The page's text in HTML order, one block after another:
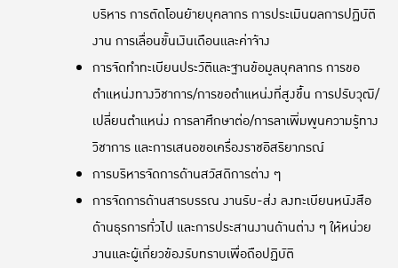
บริหาร การตัดโอนย้ายบุคลากร การประเมินผลการปฏิบัติ
งาน การเลื่อนขั้นเงินเดือนและค่าจ้าง
การจัดทำทะเบียนประวัติและฐานข้อมูลบุคลากร การขอ
ตำแหน่งทางวิชาการ/การขอตำแหน่งที่สูงขึ้น การปรับวุฒิ/
เปลี่ยนตำแหน่ง การลาศึกษาต่อ/การลาเพิ่มพูนความรู้ทาง
วิชาการ และการเสนอขอเครื่องราชอิสริยาภรณ์
การบริหารจัดการด้านสวัสดิการต่าง ๆ
การจัดการด้านสารบรรณ งานรับ-ส่ง ลงทะเบียนหนังสือ
ด้านธุรการทั่วไป และการประสานงานด้านต่าง ๆ ให้หน่วย
งานและผู้เกี่ยวข้องรับทราบเพื่อถือปฏิบัติ